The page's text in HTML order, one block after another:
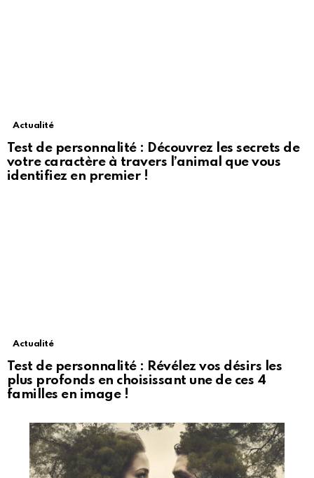
Actualité
Test de personnalité : Découvrez les secrets de
votre caractère à travers l’animal que vous
identifiez en premier !
Actualité
Test de personnalité : Révélez vos désirs les
plus profonds en choisissant une de ces 4
familles en image !